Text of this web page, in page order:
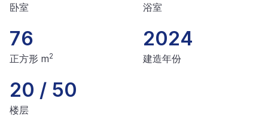
卧室 浴室
76
正方形 m2
2024
建造年份
20 / 50
楼层